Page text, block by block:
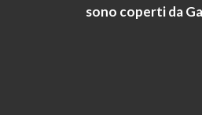
sono coperti da